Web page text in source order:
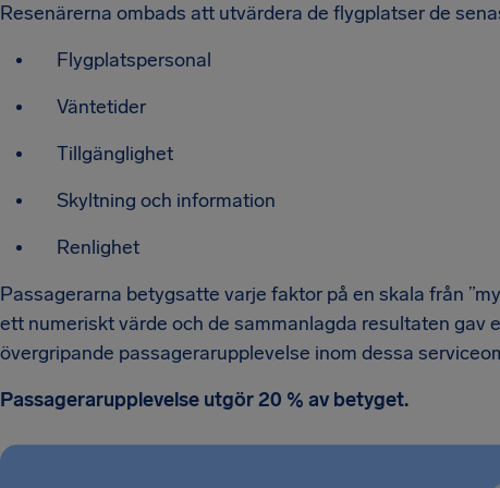
Resenärerna ombads att utvärdera de flygplatser de
Flygplatspersonal
Väntetider
Tillgänglighet
Skyltning och information
Renlighet
Passagerarna betygsatte varje faktor på en skala från
ett numeriskt värde och de sammanlagda resultaten
övergripande passagerarupplevelse inom dessa
Passagerarupplevelse utgör 20 % av betyget.